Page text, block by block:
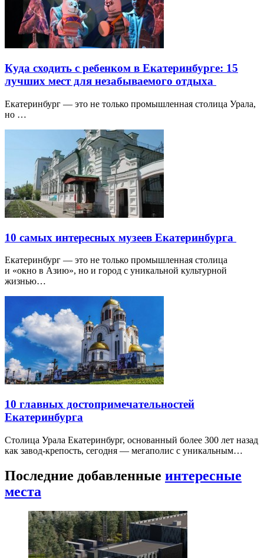
Куда сходить с ребенком в Екатеринбурге: 15
лучших мест для незабываемого отдыха
Екатеринбург — это не только промышленная столица Урала,
но …
10 самых интересных музеев Екатеринбурга
Екатеринбург — это не только промышленная столица
и «окно в Азию», но и город с уникальной культурной
жизнью…
10 главных достопримечательностей
Екатеринбурга
Столица Урала Екатеринбург, основанный более 300 лет назад
как завод-крепость, сегодня — мегаполис с уникальным…
Последние добавленные интересные
места